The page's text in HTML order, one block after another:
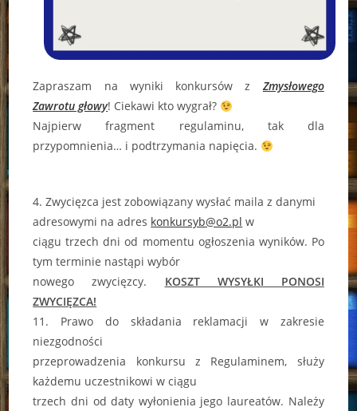
Zapraszam na wyniki konkursów zZmysłowego
Zawrotu głowy! Ciekawi kto wygrał?
Najpierw fragment regulaminu, tak dla
przypomnienia… i podtrzymania napięcia.
4. Zwycięzca jest zobowiązany wysłać maila z danymi
adresowymi na adres konkursyb@o2.pl w
ciągu trzech dni od momentu ogłoszenia wyników. Po
tym terminie nastąpi wybór
nowego zwycięzcy. KOSZT WYSYŁKI PONOSI
ZWYCIĘZCA!
11. Prawo do składania reklamacji w zakresie
niezgodności
przeprowadzenia konkursu z Regulaminem, służy
każdemu uczestnikowi w ciągu
trzech dni od daty wyłonienia jego laureatów. Należy